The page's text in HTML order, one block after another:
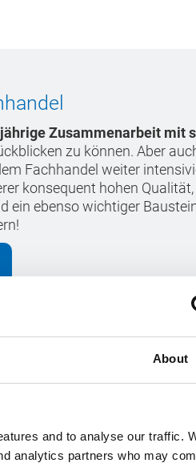
About
and to analyse our traffic.
analytics partners who may
Zusammenarbeit mit
zu können. Aber
Fachhandel weiter
konsequent hohen
ein ebenso wichtiger